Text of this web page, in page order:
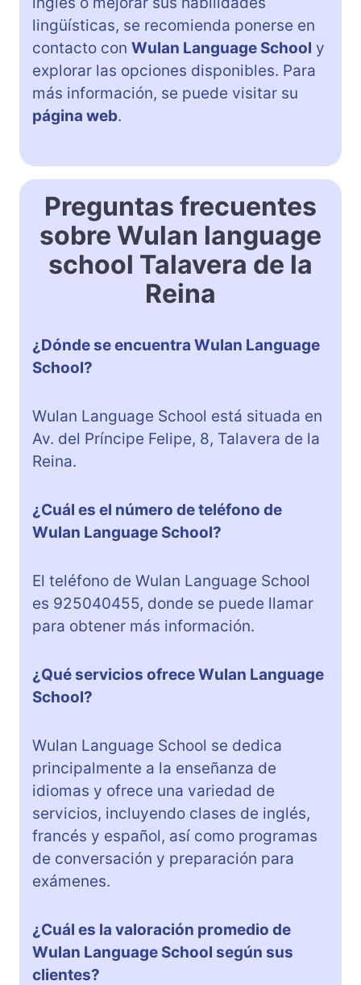
lingüísticas, se recomienda ponerse en
contacto con Wulan Language School y
explorar las opciones disponibles. Para
más información, se puede visitar su
página web.
Preguntas frecuentes
sobre Wulan language
school Talavera de la
Reina
¿Dónde se encuentra Wulan Language
School?
Wulan Language School está situada en
Av. del Príncipe Felipe, 8, Talavera de la
Reina.
¿Cuál es el número de teléfono de
Wulan Language School?
El teléfono de Wulan Language School
es 925040455, donde se puede llamar
para obtener más información.
¿Qué servicios ofrece Wulan Language
School?
Wulan Language School se dedica
principalmente a la enseñanza de
idiomas y ofrece una variedad de
servicios, incluyendo clases de inglés,
francés y español, así como programas
de conversación y preparación para
exámenes.
¿Cuál es la valoración promedio de
Wulan Language School según sus
clientes?